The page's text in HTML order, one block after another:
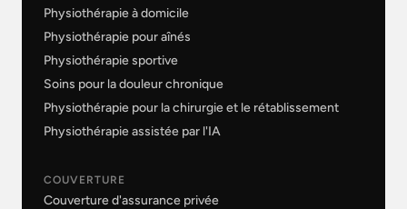
Physiothérapie à domicile
Physiothérapie pour aînés
Physiothérapie sportive
Soins pour la douleur chronique
Physiothérapie pour la chirurgie et le rétablissement
Physiothérapie assistée par l'IA
COUVERTURE
Couverture d'assurance privée